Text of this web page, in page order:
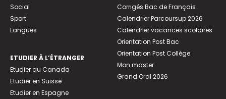
Social
Sport
Langues
ETUDIER À L’ÉTRANGER
Etudier au Canada
Etudier en Suisse
Etudier en Espagne
Corrigés Bac de Français
Calendrier Parcoursup 2026
Calendrier vacances scolaires
Orientation Post Bac
Orientation Post Collège
Mon master
Grand Oral 2026